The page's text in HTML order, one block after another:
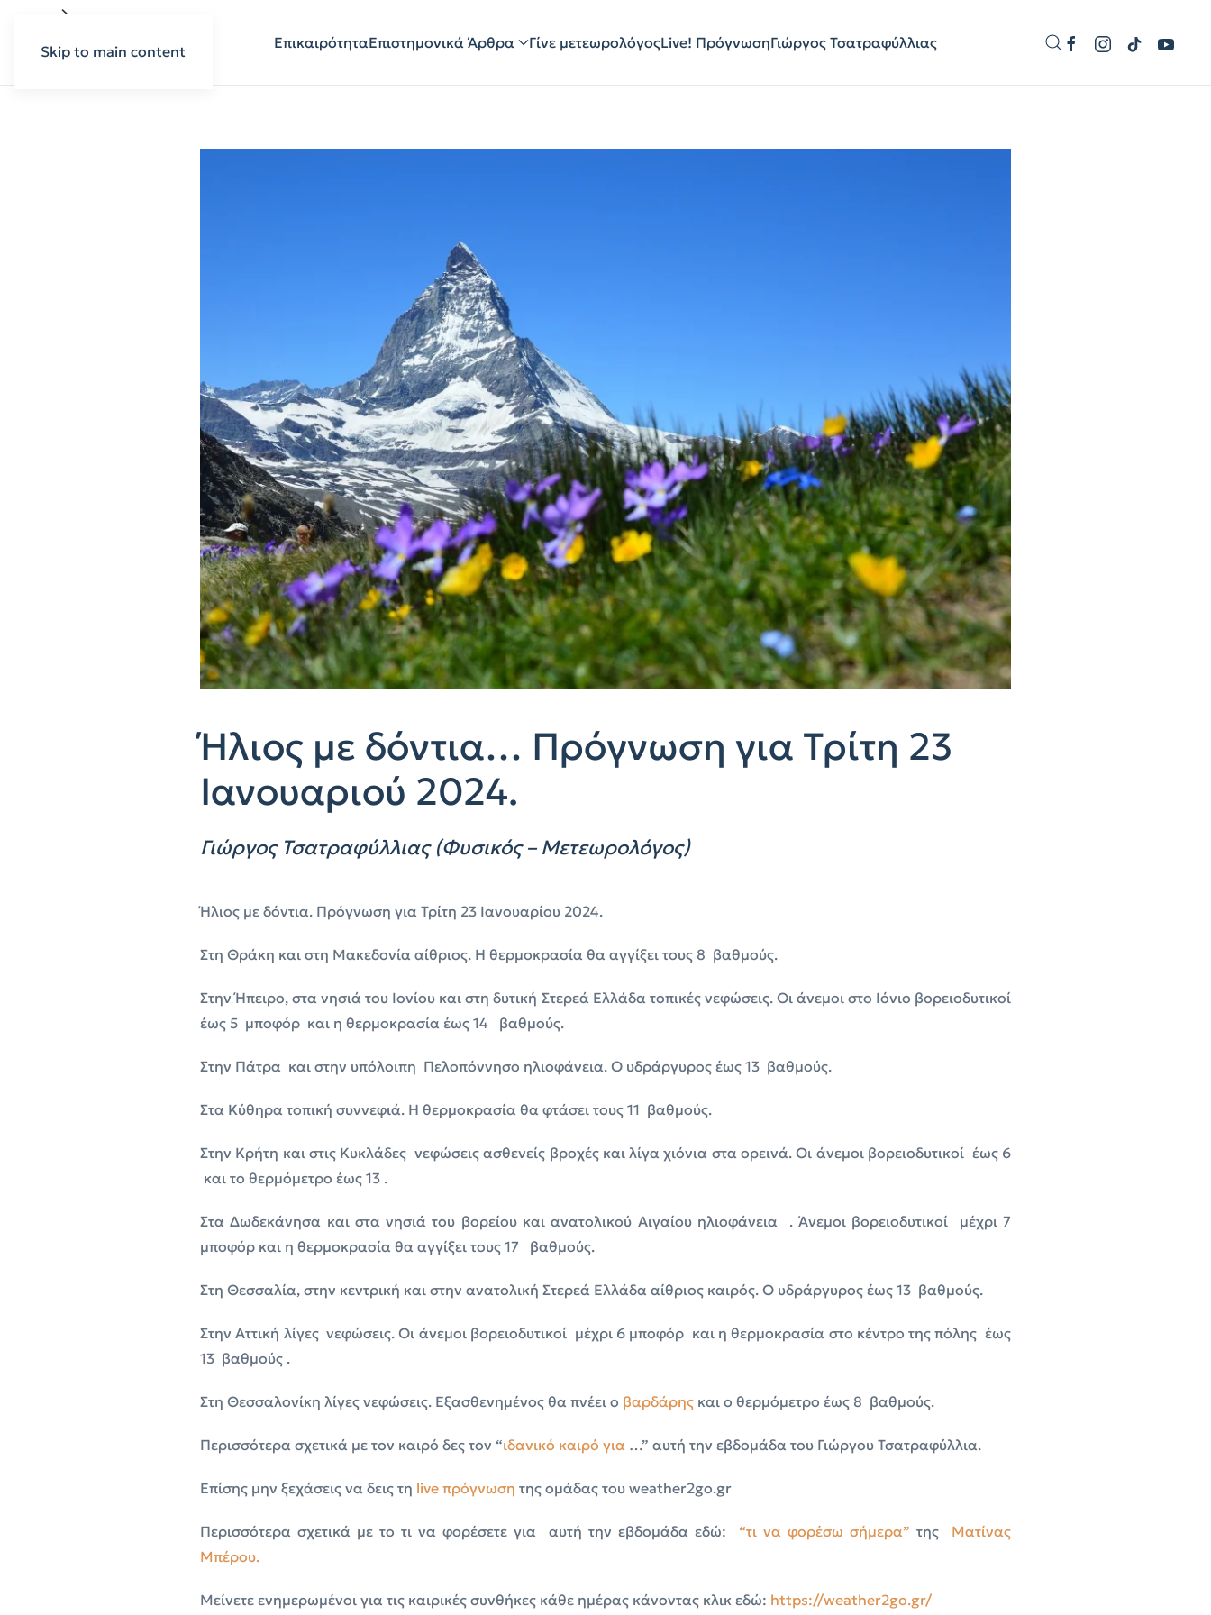
Skip to main content ΕπικαιρότηταΕπιστημονικά Άρθρα Γίνε μετεωρολόγοςLive! ΠρόγνωσηΓιώργος Τσατραφύλλιας
Ήλιος με δόντια… Πρόγνωση για Τρίτη 23
Ιανουαριού 2024.
Γιώργος Τσατραφύλλιας (Φυσικός – Μετεωρολόγος)
Ήλιος με δόντια. Πρόγνωση για Τρίτη 23 Ιανουαρίου 2024.
Στη Θράκη και στη Μακεδονία αίθριος. Η θερμοκρασία θα αγγίξει τους 8 βαθμούς.
Στην Ήπειρο, στα νησιά του Ιονίου και στη δυτική Στερεά Ελλάδα τοπικές νεφώσεις. Οι άνεμοι στο Ιόνιο βορειοδυτικοί
έως 5 μποφόρ και η θερμοκρασία έως 14 βαθμούς.
Στην Πάτρα και στην υπόλοιπη Πελοπόννησο ηλιοφάνεια. Ο υδράργυρος έως 13 βαθμούς.
Στα Κύθηρα τοπική συννεφιά. Η θερμοκρασία θα φτάσει τους 11 βαθμούς.
Στην Κρήτη και στις Κυκλάδες νεφώσεις ασθενείς βροχές και λίγα χιόνια στα ορεινά. Οι άνεμοι βορειοδυτικοί έως 6
και το θερμόμετρο έως 13 .
Στα Δωδεκάνησα και στα νησιά του βορείου και ανατολικού Αιγαίου ηλιοφάνεια . Άνεμοι βορειοδυτικοί μέχρι 7
μποφόρ και η θερμοκρασία θα αγγίξει τους 17 βαθμούς.
Στη Θεσσαλία, στην κεντρική και στην ανατολική Στερεά Ελλάδα αίθριος καιρός. Ο υδράργυρος έως 13 βαθμούς.
Στην Αττική λίγες νεφώσεις. Οι άνεμοι βορειοδυτικοί μέχρι 6 μποφόρ και η θερμοκρασία στο κέντρο της πόλης έως
13 βαθμούς .
Στη Θεσσαλονίκη λίγες νεφώσεις. Εξασθενημένος θα πνέει ο βαρδάρης και ο θερμόμετρο έως 8 βαθμούς.
Περισσότερα σχετικά με τον καιρό δες τον “ιδανικό καιρό για …” αυτή την εβδομάδα του Γιώργου Τσατραφύλλια.
Επίσης μην ξεχάσεις να δεις τη live πρόγνωση της ομάδας του weather2go.gr
Περισσότερα σχετικά με το τι να φορέσετε για αυτή την εβδομάδα εδώ: “τι να φορέσω σήμερα” της Ματίνας
Μπέρου.
Μείνετε ενημερωμένοι για τις καιρικές συνθήκες κάθε ημέρας κάνοντας κλικ εδώ: https://weather2go.gr/